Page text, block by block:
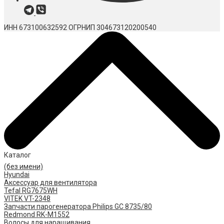
ИНН 673100632592 ОГРНИП 304673120200540
Каталог
(без имени)
Hyundai
Аксессуар для вентилятора
Tefal RG7675WH
VITEK VT-2348
Запчасти парогенератора Philips GC 8735/80
Redmond RK-M1552